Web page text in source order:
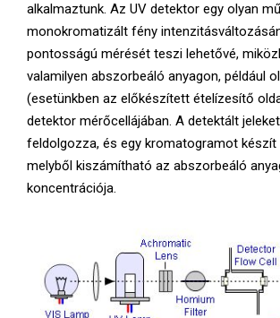
alkalmaztunk. Az UV detektor egy olyan
monokromatizált fény
pontosságú mérését teszi lehetővé,
valamilyen abszorbeáló anyagon, például
(esetünkben az előkészített ételízesítő
detektor mérőcellájában. A detektált
feldolgozza, és egy kromatogramot készít
melyből kiszámítható az abszorbeáló
koncentrációja.